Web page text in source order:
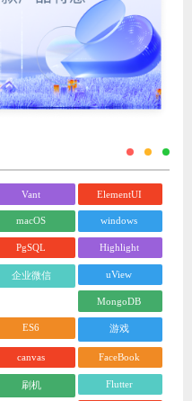
Vant ElementUI
macOS windows
PgSQL Highlight
企业微信 uView
MongoDB
ES6 游戏
canvas FaceBook
刷机 Flutter